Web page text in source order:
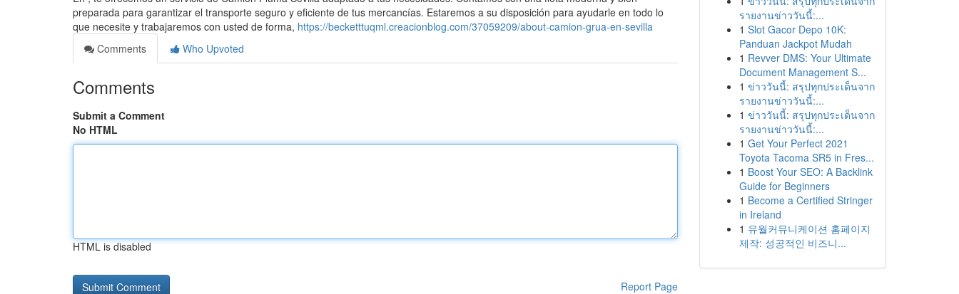
preparada para garantizar el transporte seguro y eficiente de tus mercancías. Estaremos a su disposición para ayudarle en todo lo
que necesite y trabajaremos con usted de forma, https://becketttuqml.creacionblog.com/37059209/about-camion-grua-en-sevilla
Comments
Who Upvoted
Comments
Submit a Comment
No HTML
HTML is disabled
Report Page
รายงานข่าววันนี้:...
1 Slot Gacor Depo 10K:
Panduan Jackpot Mudah
1 Revver DMS: Your Ultimate
Document Management S...
1 ข่าววันนี้: สรุปทุกประเด็นจาก
รายงานข่าววันนี้:...
1 ข่าววันนี้: สรุปทุกประเด็นจาก
รายงานข่าววันนี้:...
1 Get Your Perfect 2021
Toyota Tacoma SR5 in Fres...
1 Boost Your SEO: A Backlink
Guide for Beginners
1 Become a Certified Stringer
in Ireland
1 유월커뮤니케이션 홈페이지
제작: 성공적인 비즈니...